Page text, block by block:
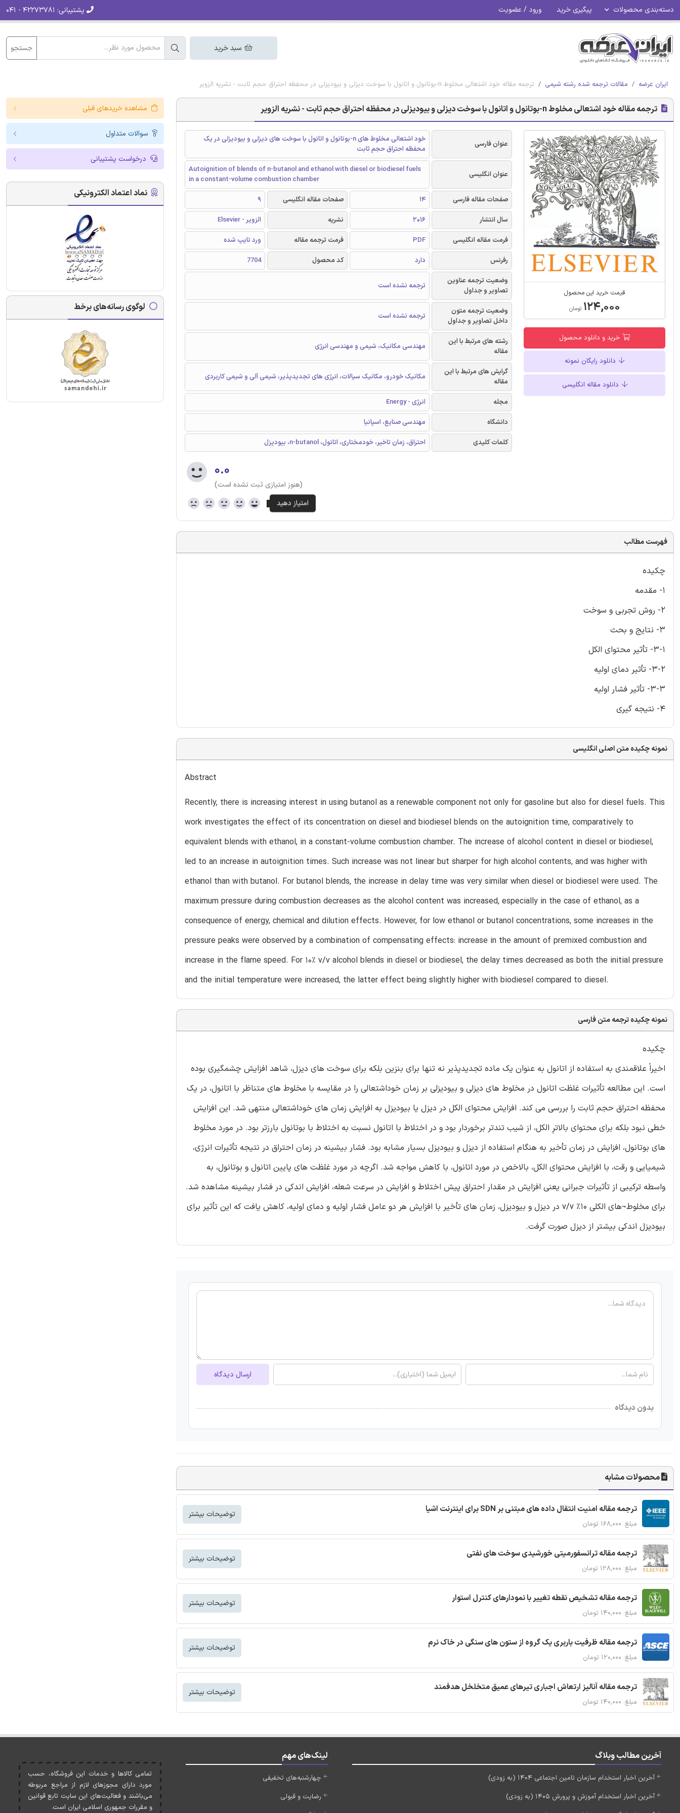
دسته‌بندی محصولات پیگیری خرید ورود / عضویت پشتیبانی:
سبد خرید جستجو
ایران عرضه مقالات ترجمه شده رشته شیمی ترجمه مقاله خود اشتعالی مخلوط n-بوتانول و اتانول با سوخت دیزلی و بیودیزلی در محفظه احتراق حجم ثابت - نشریه الزویر
ترجمه مقاله خود اشتعالی مخلوط n-بوتانول و اتانول با سوخت دیزلی و بیودیزلی در محفظه احتراق حجم ثابت - نشریه الزویر
قیمت خرید این محصول
۱۲۴,۰۰۰ تومان
خرید و دانلود محصول
دانلود رایگان نمونه
دانلود مقاله انگلیسی
عنوان فارسی
خود اشتعالی مخلوط های n-بوتانول و اتانول با سوخت های دیزلی و بیودیزلی در یک
محفظه احتراق حجم ثابت
عنوان انگلیسی
Autoignition of blends of n-butanol and ethanol with diesel or biodiesel fuels
in a constant-volume combustion chamber
صفحات مقاله فارسی
14 صفحات مقاله انگلیسی
9
سال انتشار
2016 نشریه
الزویر - Elsevier
فرمت مقاله انگلیسی
PDF فرمت ترجمه مقاله
ورد تایپ شده
رفرنس
دارد کد محصول
7704
وضعیت ترجمه عناوین
تصاویر و جداول
ترجمه نشده است
وضعیت ترجمه متون
داخل تصاویر و جداول
ترجمه نشده است
رشته های مرتبط با این
مقاله
مهندسی مکانیک، شیمی و مهندسی انرژی
گرایش های مرتبط با این
مقاله
مکانیک خودرو، مکانیک سیالات، انرژی های تجدیدپذیر، شیمی آلی و شیمی کاربردی
مجله
انرژی - Energy
دانشگاه
مهندسی صنایع، اسپانیا
کلمات کلیدی
احتراق، زمان تاخیر، خودمختاری، اتانول، n-butanol، بیودیزل
۰.۰
(هنوز امتیازی ثبت نشده است)
فهرست مطالب
چکیده
1- مقدمه
2- روش تجربی و سوخت
3- نتایج و بحث
3-1- تأثیر محتوای الکل
3-2- تأثیر دمای اولیه
3-3- تأثیر فشار اولیه
4- نتیجه گیری
نمونه چکیده متن اصلی انگلیسی
Abstract
Recently, there is increasing interest in using butanol as a renewable component not only for gasoline but also for diesel fuels. This
work investigates the effect of its concentration on diesel and biodiesel blends on the autoignition time, comparatively to
equivalent blends with ethanol, in a constant-volume combustion chamber. The increase of alcohol content in diesel or biodiesel,
led to an increase in autoignition times. Such increase was not linear but sharper for high alcohol contents, and was higher with
ethanol than with butanol. For butanol blends, the increase in delay time was very similar when diesel or biodiesel were used. The
maximum pressure during combustion decreases as the alcohol content was increased, especially in the case of ethanol, as a
consequence of energy, chemical and dilution effects. However, for low ethanol or butanol concentrations, some increases in the
pressure peaks were observed by a combination of compensating effects: increase in the amount of premixed combustion and
increase in the flame speed. For 10% v/v alcohol blends in diesel or biodiesel, the delay times decreased as both the initial pressure
and the initial temperature were increased, the latter effect being slightly higher with biodiesel compared to diesel.
نمونه چکیده ترجمه متن فارسی
چکیده
اخیراً علاقمندی به استفاده از اتانول به عنوان یک ماده تجدیدپذیر نه تنها برای بنزین بلکه برای سوخت های دیزل، شاهد افزایش چشمگیری بوده
است. این مطالعه تأثیرات غلظت اتانول در مخلوط های دیزلی و بیودیزلی بر زمان خوداشتعالی را در مقایسه با مخلوط های متناظر با اتانول، در یک
محفظه احتراق حجم ثابت را بررسی می کند. افزایش محتوای الکل در دیزل یا بیودیزل به افزایش زمان های خوداشتعالی منتهی شد. این افزایش
خطی نبود بلکه برای محتوای بالاترِ الکل، از شیب تندتر برخوردار بود و در اختلاط با اتانول نسبت به اختلاط با بوتانول بارزتر بود. در مورد مخلوط
های بوتانول، افزایش در زمان تأخیر به هنگام استفاده از دیزل و بیودیزل بسیار مشابه بود. فشار بیشینه در زمان احتراق در نتیجه تأثیرات انرژی،
شیمیایی و رقت، با افزایش محتوای الکل، بالاخص در مورد اتانول، با کاهش مواجه شد. اگرچه در مورد غلظت های پایین اتانول و بوتانول، به
واسطه ترکیبی از تأثیرات جبرانی یعنی افزایش در مقدار احتراق پیش اختلاط و افزایش در سرعت شعله، افزایش اندکی در فشار بیشینه مشاهده شد.
برای مخلوط¬های الکلی v/v %10 در دیزل و بیودیزل، زمان های تأخیر با افزایش هر دو عامل فشار اولیه و دمای اولیه، کاهش یافت که این تأثیر برای
بیودیزل اندکی بیشتر از دیزل صورت گرفت.
ارسال دیدگاه
بدون دیدگاه
محصولات مشابه
ترجمه مقاله امنیت انتقال داده های مبتنی بر SDN برای اینترنت اشیا
مبلغ: ۱۶۸,۰۰۰ تومان
توضیحات بیشتر
ترجمه مقاله ترانسفورمیتی خورشیدی سوخت های نفتی
مبلغ: ۱۲۸,۰۰۰ تومان
توضیحات بیشتر
ترجمه مقاله تشخیص نقطه تغییر با نمودارهای کنترل استوار
مبلغ: ۱۴۰,۰۰۰ تومان
توضیحات بیشتر
ترجمه مقاله ظرفیت باربری یک گروه از ستون های سنگی در خاک نرم
مبلغ: ۱۲۰,۰۰۰ تومان
توضیحات بیشتر
ترجمه مقاله آنالیز ارتعاش اجباری تیرهای عمیق متخلخل هدفمند
مبلغ: ۱۴۰,۰۰۰ تومان
توضیحات بیشتر
مشاهده خریدهای قبلی
سوالات متداول
درخواست پشتیبانی
نماد اعتماد الکترونیکی
لوگوی رسانه‌های برخط
آخرین مطالب وبلاگ
آخرین اخبار استخدام سازمان تامین اجتماعی 1404 (به زودی)
آخرین اخبار استخدام آموزش و پرورش 1405 (به زودی)
لینک‌های مهم
چهارشنبه‌های تخفیفی
رضایت و قبولی
تمامی کالاها و خدمات اين فروشگاه، حسب
مورد دارای مجوزهای لازم از مراجع مربوطه
می‌باشند و فعاليت‌های اين سايت تابع قوانين
و مقررات جمهوری اسلامی ايران است.